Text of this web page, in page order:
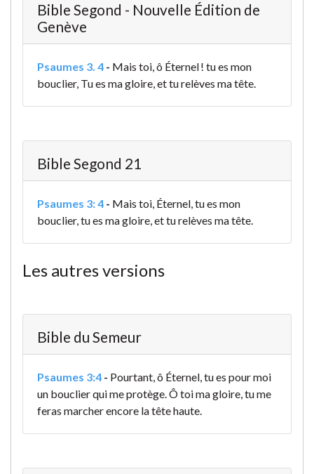
Bible Segond - Nouvelle Édition de
Genève
Psaumes 3. 4 - Mais toi, ô Éternel ! tu es mon
bouclier, Tu es ma gloire, et tu relèves ma tête.
Bible Segond 21
Psaumes 3: 4 - Mais toi, Éternel, tu es mon
bouclier, tu es ma gloire, et tu relèves ma tête.
Les autres versions
Bible du Semeur
Psaumes 3:4 - Pourtant, ô Éternel, tu es pour moi
un bouclier qui me protège.Ô toi ma gloire, tu me
feras marcher encore la tête haute.